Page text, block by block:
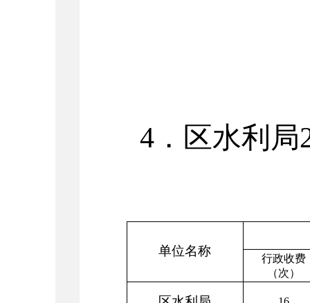
4 ．区水利局
单位名称
行政收费
（次）